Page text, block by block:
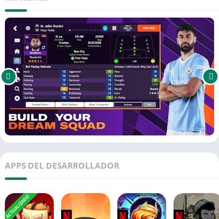
APPS DEL DESARROLLADOR
ACTUALIZADO